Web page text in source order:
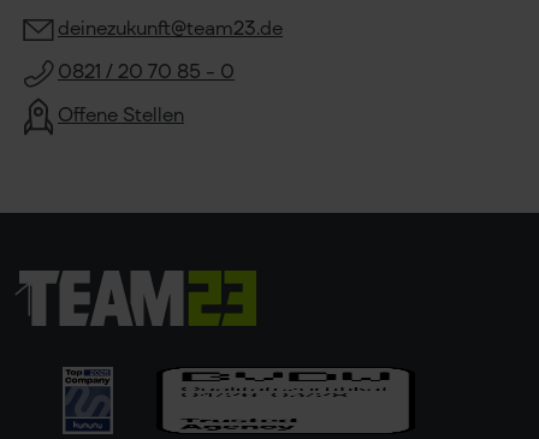
deinezukunft@team23.de
0821 / 20 70 85 - 0
Offene Stellen